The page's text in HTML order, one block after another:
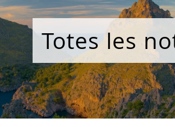
Totes les